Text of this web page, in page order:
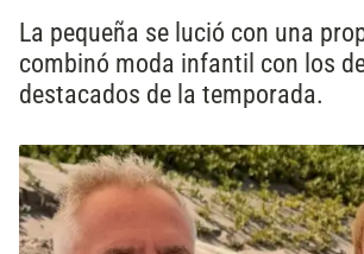
La pequeña se lució con una
combinó moda infantil con los
destacados de la temporada.